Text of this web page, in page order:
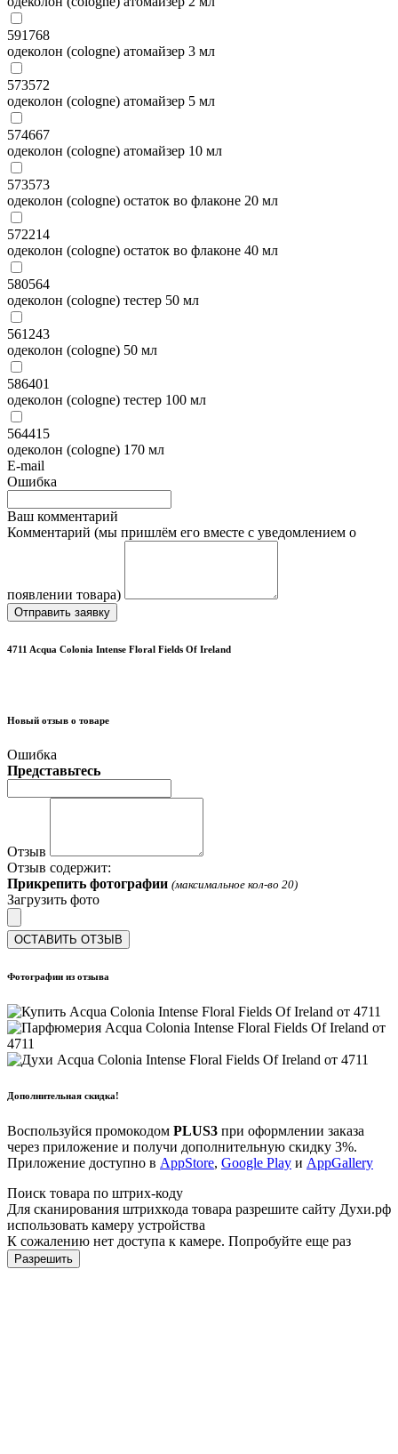
591768
одеколон (cologne) атомайзер 3 мл
573572
одеколон (cologne) атомайзер 5 мл
574667
одеколон (cologne) атомайзер 10 мл
573573
одеколон (cologne) остаток во флаконе 20 мл
572214
одеколон (cologne) остаток во флаконе 40 мл
580564
одеколон (cologne) тестер 50 мл
561243
одеколон (cologne) 50 мл
586401
одеколон (cologne) тестер 100 мл
564415
одеколон (cologne) 170 мл
E-mail
Ошибка
Ваш комментарий
Комментарий (мы пришлём его вместе с уведомлением о
появлении товара)
Отправить заявку
4711 Acqua Colonia Intense Floral Fields Of Ireland
Новый отзыв о товаре
Ошибка
Представьтесь
Отзыв
Отзыв содержит:
Прикрепить фотографии (максимальное кол-во 20)
Загрузить фото
ОСТАВИТЬ ОТЗЫВ
Фотографии из отзыва
Дополнительная скидка!
Воспользуйся промокодом PLUS3 при оформлении заказа
через приложение и получи дополнительную скидку 3%.
Приложение доступно в AppStore, Google Play и AppGallery
Поиск товара по штрих-коду
Для сканирования штрихкода товара разрешите сайту Духи.рф
использовать камеру устройства
К сожалению нет доступа к камере. Попробуйте еще раз
Разрешить